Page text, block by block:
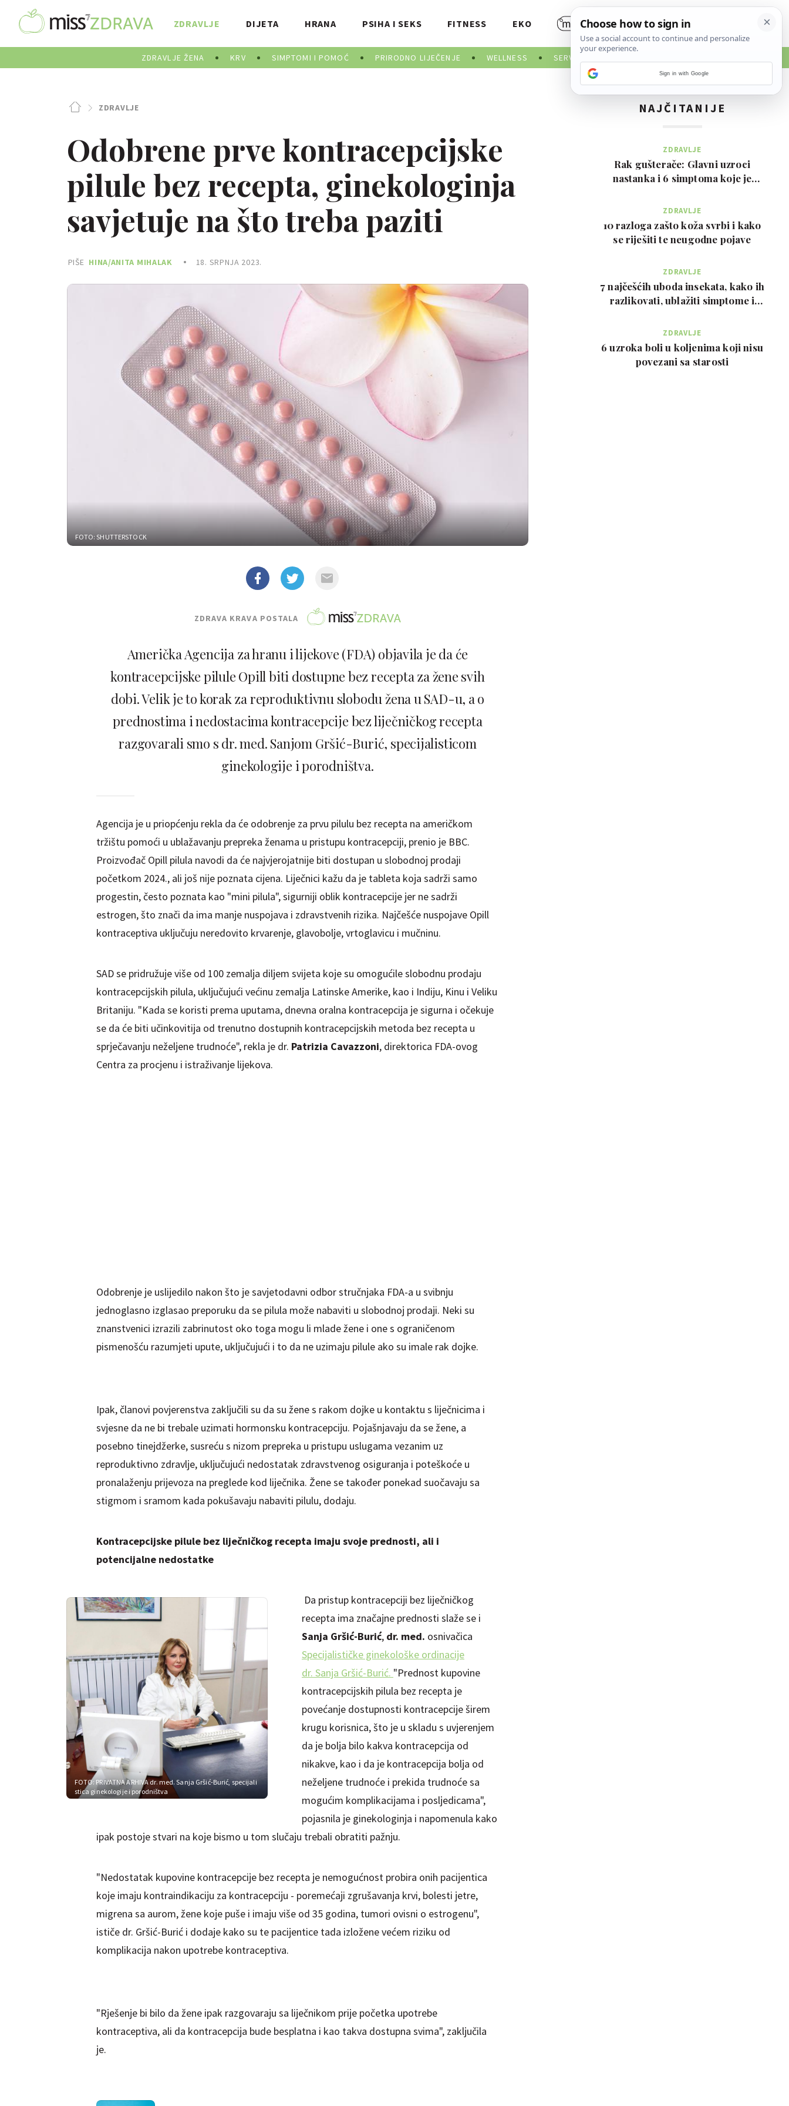
ZDRAVLJE
ZDRAVLJE ŽENA KRV SIMPTOMI I POMOĆ PRIRODNO LIJEČENJE WELLNESS SERVISNE INFORMACIJE
DIJETA HRANA PSIHA I SEKS FITNESS EKO
ZDRAVLJE
Odobrene prve kontracepcijske
pilule bez recepta, ginekologinja
savjetuje na što treba paziti
PIŠE HINA/ANITA MIHALAK 18. SRPNJA 2023.
FOTO: SHUTTERSTOCK
ZDRAVA KRAVA POSTALA
Američka Agencija za hranu i lijekove (FDA) objavila je da će
kontracepcijske pilule Opill biti dostupne bez recepta za žene svih
dobi. Velik je to korak za reproduktivnu slobodu žena u SAD-u, a o
prednostima i nedostacima kontracepcije bez liječničkog recepta
razgovarali smo s dr. med. Sanjom Gršić-Burić, specijalisticom
ginekologije i porodništva.
Agencija je u priopćenju rekla da će odobrenje za prvu pilulu bez recepta na američkom
tržištu pomoći u ublažavanju prepreka ženama u pristupu kontracepciji, prenio je BBC.
Proizvođač Opill pilula navodi da će najvjerojatnije biti dostupan u slobodnoj prodaji
početkom 2024., ali još nije poznata cijena. Liječnici kažu da je tableta koja sadrži samo
progestin, često poznata kao "mini pilula", sigurniji oblik kontracepcije jer ne sadrži
estrogen, što znači da ima manje nuspojava i zdravstvenih rizika. Najčešće nuspojave Opill
kontraceptiva uključuju neredovito krvarenje, glavobolje, vrtoglavicu i mučninu.
SAD se pridružuje više od 100 zemalja diljem svijeta koje su omogućile slobodnu prodaju
kontracepcijskih pilula, uključujući većinu zemalja Latinske Amerike, kao i Indiju, Kinu i Veliku
Britaniju. "Kada se koristi prema uputama, dnevna oralna kontracepcija je sigurna i očekuje
se da će biti učinkovitija od trenutno dostupnih kontracepcijskih metoda bez recepta u
sprječavanju neželjene trudnoće", rekla je dr. Patrizia Cavazzoni, direktorica FDA-ovog
Centra za procjenu i istraživanje lijekova.
Odobrenje je uslijedilo nakon što je savjetodavni odbor stručnjaka FDA-a u svibnju
jednoglasno izglasao preporuku da se pilula može nabaviti u slobodnoj prodaji. Neki su
znanstvenici izrazili zabrinutost oko toga mogu li mlade žene i one s ograničenom
pismenošću razumjeti upute, uključujući i to da ne uzimaju pilule ako su imale rak dojke.
Ipak, članovi povjerenstva zaključili su da su žene s rakom dojke u kontaktu s liječnicima i
svjesne da ne bi trebale uzimati hormonsku kontracepciju. Pojašnjavaju da se žene, a
posebno tinejdžerke, susreću s nizom prepreka u pristupu uslugama vezanim uz
reproduktivno zdravlje, uključujući nedostatak zdravstvenog osiguranja i poteškoće u
pronalaženju prijevoza na preglede kod liječnika. Žene se također ponekad suočavaju sa
stigmom i sramom kada pokušavaju nabaviti pilulu, dodaju.
Kontracepcijske pilule bez liječničkog recepta imaju svoje prednosti, ali i
potencijalne nedostatke
FOTO: PRIVATNA ARHIVAdr. med. Sanja Gršić-Burić, specijali
stica ginekologije i porodništva
Da pristup kontracepciji bez liječničkog
recepta ima značajne prednosti slaže se i
Sanja Gršić-Burić, dr. med. osnivačica
Specijalističke ginekološke ordinacije
dr. Sanja Gršić-Burić. "Prednost kupovine
kontracepcijskih pilula bez recepta je
povećanje dostupnosti kontracepcije širem
krugu korisnica, što je u skladu s uvjerenjem
da je bolja bilo kakva kontracepcija od
nikakve, kao i da je kontracepcija bolja od
neželjene trudnoće i prekida trudnoće sa
mogućim komplikacijama i posljedicama",
pojasnila je ginekologinja i napomenula kako
ipak postoje stvari na koje bismo u tom slučaju trebali obratiti pažnju.
"Nedostatak kupovine kontracepcije bez recepta je nemogućnost probira onih pacijentica
koje imaju kontraindikaciju za kontracepciju - poremećaji zgrušavanja krvi, bolesti jetre,
migrena sa aurom, žene koje puše i imaju više od 35 godina, tumori ovisni o estrogenu",
ističe dr. Gršić-Burić i dodaje kako su te pacijentice tada izložene većem riziku od
komplikacija nakon upotrebe kontraceptiva.
"Rješenje bi bilo da žene ipak razgovaraju sa liječnikom prije početka upotrebe
kontraceptiva, ali da kontracepcija bude besplatna i kao takva dostupna svima", zaključila
je.
NAJČITANIJE
ZDRAVLJE
Rak gušterače: Glavni uzroci
nastanka i 6 simptoma koje je
ZDRAVLJE
10 razloga zašto koža svrbi i kako
se riješiti te neugodne pojave
ZDRAVLJE
7 najčešćih uboda insekata, kako ih
razlikovati, ublažiti simptome i
ZDRAVLJE
6 uzroka boli u koljenima koji nisu
povezani sa starosti
Sign in with Google